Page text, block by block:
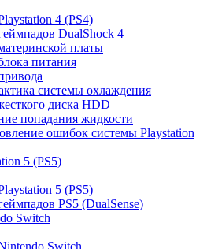
4 (PS4)
DualShock 4
платы
питания
системы охлаждения
диска HDD
попадания жидкости
ошибок системы Playstation
5 (PS5)
5 (PS5)
PS5 (DualSense)
Switch
Switch